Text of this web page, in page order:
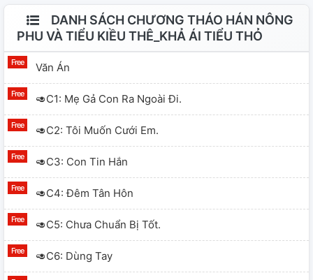
DANH SÁCH CHƯƠNG THÁO HÁN NÔNG
PHU VÀ TIỂU KIỀU THÊ_KHẢ ÁI TIỂU THỎ
Văn Án
🥑C1: Mẹ Gả Con Ra Ngoài Đi.
🥑C2: Tôi Muốn Cưới Em.
🥑C3: Con Tin Hắn
🥑C4: Đêm Tân Hôn
🥑C5: Chưa Chuẩn Bị Tốt.
🥑C6: Dùng Tay